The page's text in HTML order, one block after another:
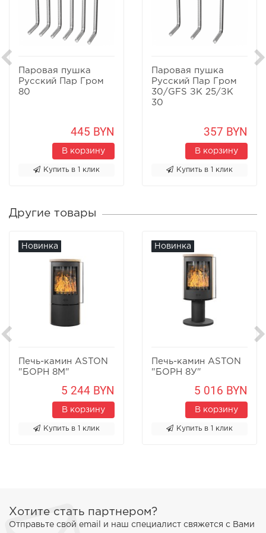
Паровая пушка
Русский Пар Гром
80
445 BYN
В корзину
Купить в 1 клик
Паровая пушка
Русский Пар Гром
30/GFS ЗК 25/ЗК
30
357 BYN
В корзину
Купить в 1 клик
Другие товары
Новинка
Печь-камин ASTON
"БОРН 8М"
5 244 BYN
В корзину
Купить в 1 клик
Новинка
Печь-камин ASTON
"БОРН 8У"
5 016 BYN
В корзину
Купить в 1 клик
Хотите стать партнером?
Отправьте свой email и наш специалист свяжется с Вами